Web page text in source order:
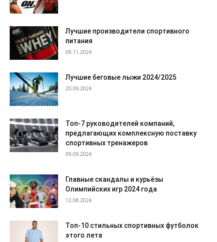
Лучшие производители спортивного
питания
08.11.2024
Лучшие беговые лыжи 2024/2025
20.09.2024
Топ-7 руководителей компаний,
предлагающих комплексную поставку
спортивных тренажеров
09.09.2024
Главные скандалы и курьёзы
Олимпийских игр 2024 года
12.08.2024
Топ-10 стильных спортивных футболок
этого лета